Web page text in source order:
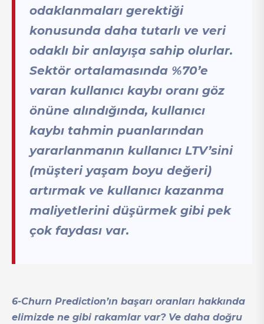
odaklanmaları gerektiği
konusunda daha tutarlı ve veri
odaklı bir anlayışa sahip olurlar.
Sektör ortalamasında %70’e
varan kullanıcı kaybı oranı göz
önüne alındığında, kullanıcı
kaybı tahmin puanlarından
yararlanmanın kullanıcı LTV’sini
(müşteri yaşam boyu değeri)
artırmak ve kullanıcı kazanma
maliyetlerini düşürmek gibi pek
çok faydası var.
6-Churn Prediction’ın başarı oranları hakkında
elimizde ne gibi rakamlar var? Ve daha doğru